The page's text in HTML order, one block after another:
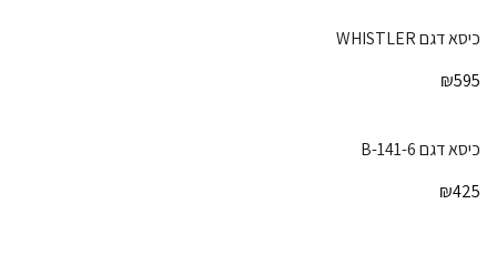
כיסא דגם WHISTLER
₪595
כיסא דגם 141-6-B
₪425